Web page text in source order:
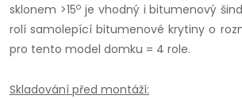
sklonem >15oje vhodný i bitumenový
rolí samolepící bitumenové krytiny o
pro tento model domku = 4 role.
Skladování před montáží: